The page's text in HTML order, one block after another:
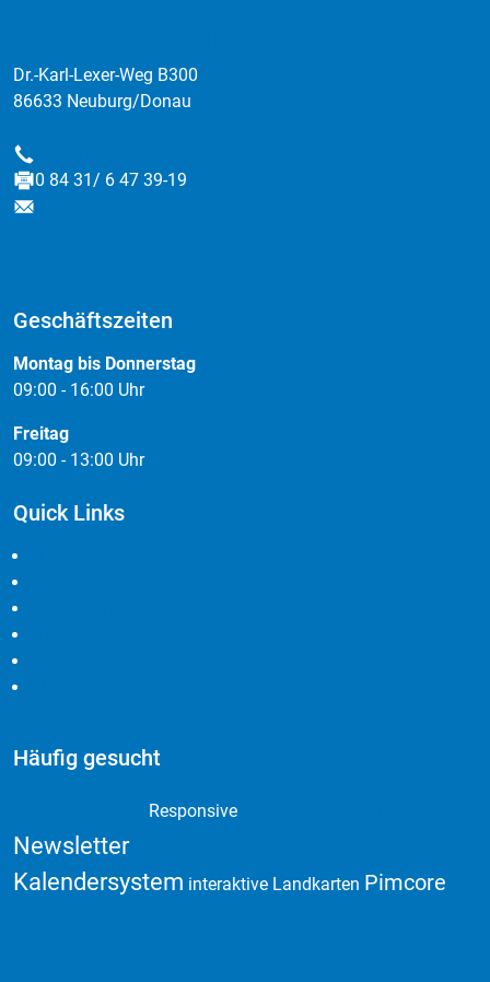
Dr.-Karl-Lexer-Weg B300
86633 Neuburg/Donau
Telefon
Fax
0 84 31/ 6 47 39-19
E-Mail
Geschäftszeiten
Montag bis Donnerstag
09:00 - 16:00 Uhr
Freitag
09:00 - 13:00 Uhr
Quick Links
Häufig gesucht
Responsive
Newsletter
Kalendersystem interaktive Landkarten Pimcore